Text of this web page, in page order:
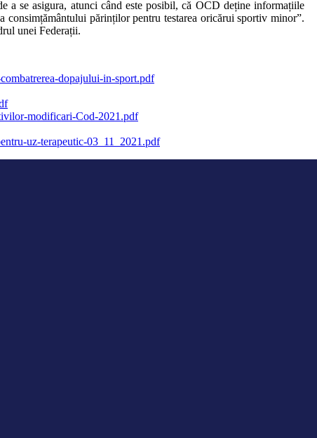
a se asigura, atunci când este posibil, că OCD deține informațiile
consimțământului părinților pentru testarea oricărui sportiv minor”.
unei Federații.
dopajului-in-sport.pdf
modificari-Cod-2021.pdf
uz-terapeutic-03_11_2021.pdf